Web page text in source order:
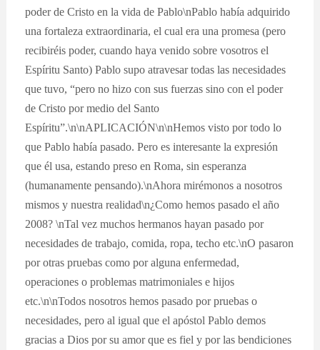
poder de Cristo en la vida de Pablo\nPablo había adquirido
una fortaleza extraordinaria, el cual era una promesa (pero
recibiréis poder, cuando haya venido sobre vosotros el
Espíritu Santo) Pablo supo atravesar todas las necesidades
que tuvo, “pero no hizo con sus fuerzas sino con el poder
de Cristo por medio del Santo
Espíritu”.\n\nAPLICACIÓN\n\nHemos visto por todo lo
que Pablo había pasado. Pero es interesante la expresión
que él usa, estando preso en Roma, sin esperanza
(humanamente pensando).\nAhora mirémonos a nosotros
mismos y nuestra realidad\n¿Como hemos pasado el año
2008? \nTal vez muchos hermanos hayan pasado por
necesidades de trabajo, comida, ropa, techo etc.\nO pasaron
por otras pruebas como por alguna enfermedad,
operaciones o problemas matrimoniales e hijos
etc.\n\nTodos nosotros hemos pasado por pruebas o
necesidades, pero al igual que el apóstol Pablo demos
gracias a Dios por su amor que es fiel y por las bendiciones